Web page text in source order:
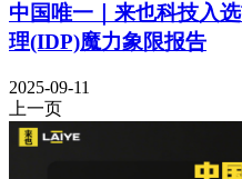
中国唯一｜来也科技入
理(IDP)魔力象限报告
2025-09-11
上一页